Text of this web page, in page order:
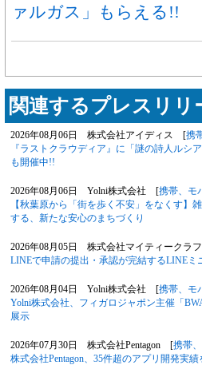
ァルガス」もらえる!!
関連するプレスリリ
2026年08月06日 株式会社アイディス [携
『ラストクラウディア』に「謎の詩人ルシ
も開催中!!
2026年08月06日 Yolni株式会社 [携帯、モ
【秋葉原から「街を歩く不安」をなくす】
する、新たな安心のまちづくり
2026年08月05日 株式会社マイティークラ
LINEで申請の提出・承認が完結するLINE
2026年08月04日 Yolni株式会社 [携帯、モ
Yolni株式会社、フィガロジャポン主催「
展示
2026年07月30日 株式会社Pentagon [携帯
株式会社Pentagon、35件超のアプリ開発実